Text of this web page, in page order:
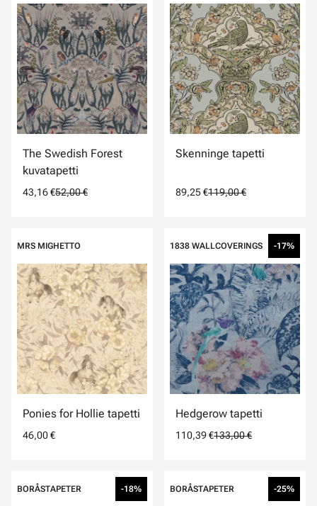
The Swedish Forest
kuvatapetti
43,16 €52,00 €
Skenninge tapetti
89,25 €119,00 €
MRS MIGHETTO
Ponies for Hollie tapetti
46,00 €
1838 WALLCOVERINGS -17%
Hedgerow tapetti
110,39 €133,00 €
BORÅSTAPETER -18% BORÅSTAPETER -25%